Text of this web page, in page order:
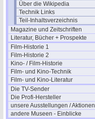
Über die Wikipedia
Technik Links
Teil-Inhaltsverzeichnis
Magazine und Zeitschriften
Literatur, Bücher + Prospekte
Film-Historie 1
Film-Historie 2
Kino- / Film-Historie
Film- und Kino-Technik
Film- und Kino-Literatur
Die TV-Sender
Die Profi-Hersteller
unsere Ausstellungen / Aktionen
andere Museen - Einblicke